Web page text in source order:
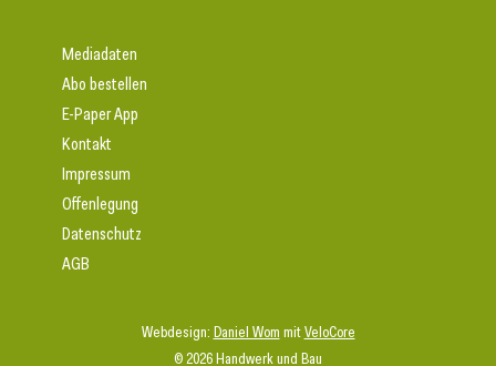
© 2026 Handwerk und Bau
Webdesign: Daniel Wom mitVeloCore
Mediadaten
Abo bestellen
E-Paper App
Kontakt
Impressum
Offenlegung
Datenschutz
AGB